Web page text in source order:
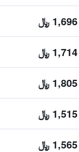
1,696 ﷼
1,714 ﷼
1,805 ﷼
1,515 ﷼
1,565 ﷼